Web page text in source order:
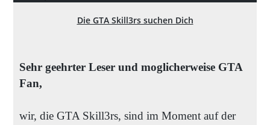
Die GTA Skill3rs suchen Dich
Sehr geehrter Leser und moglicherweise GTA
Fan,
wir, die GTA Skill3rs, sind im Moment auf der